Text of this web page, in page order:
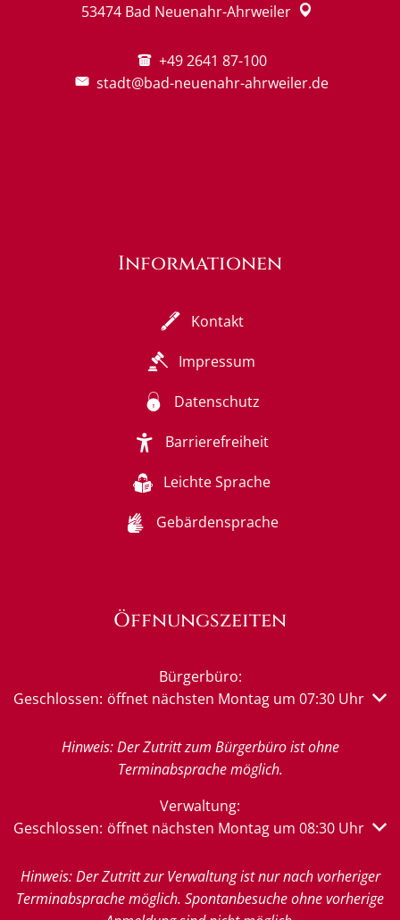
53474 Bad Neuenahr-Ahrweiler
+49 2641 87-100
stadt@bad-neuenahr-ahrweiler.de
Informationen
Kontakt
Impressum
Datenschutz
Barrierefreiheit
Leichte Sprache
Gebärdensprache
Öffnungszeiten
Bürgerbüro:
Klicken, um weitere Öffnungs- oder Schließzeiten
Geschlossen: öffnet nächsten Montag um 07:30 Uhr
Hinweis: Der Zutritt zum Bürgerbüro ist ohne
Terminabsprache möglich.
Verwaltung:
Klicken, um weitere Öffnungs- oder Schließzeiten
Geschlossen: öffnet nächsten Montag um 08:30 Uhr
Hinweis: Der Zutritt zur Verwaltung ist nur nach vorheriger
Terminabsprache möglich. Spontanbesuche ohne vorherige